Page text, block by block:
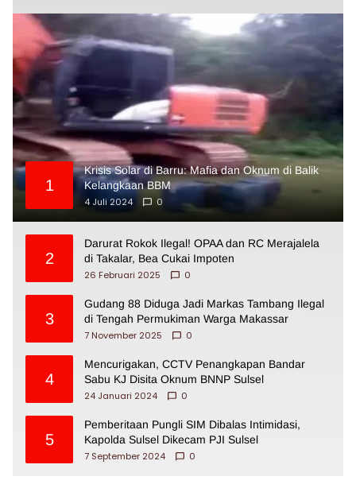
1
Krisis Solar di Barru: Mafia dan Oknum di Balik
Kelangkaan BBM
4 Juli 2024
0
2
Darurat Rokok Ilegal! OPAA dan RC Merajalela
di Takalar, Bea Cukai Impoten
26 Februari 2025
0
3
Gudang 88 Diduga Jadi Markas Tambang Ilegal
di Tengah Permukiman Warga Makassar
7 November 2025
0
4
Mencurigakan, CCTV Penangkapan Bandar
Sabu KJ Disita Oknum BNNP Sulsel
24 Januari 2024
0
5
Pemberitaan Pungli SIM Dibalas Intimidasi,
Kapolda Sulsel Dikecam PJI Sulsel
7 September 2024
0